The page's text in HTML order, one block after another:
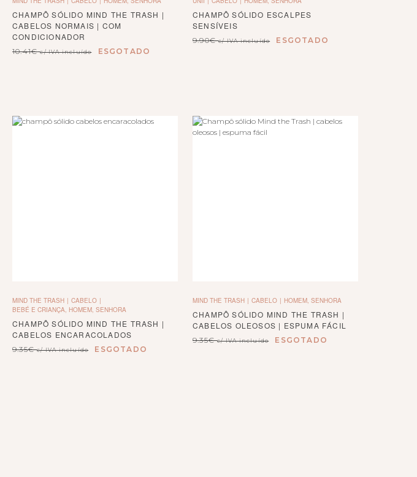
CHAMPÔ SÓLIDO MIND THE TRASH |
CABELOS NORMAIS | COM
CONDICIONADOR
10.41€ c/ IVA incluído ESGOTADO
CHAMPÔ SÓLIDO ESCALPES
SENSÍVEIS
9.90€ c/ IVA incluído ESGOTADO
MIND THE TRASH
CABELO
BEBÉ E CRIANÇA, HOMEM, SENHORA
CHAMPÔ SÓLIDO MIND THE TRASH |
CABELOS ENCARACOLADOS
9.35€ c/ IVA incluído ESGOTADO
MIND THE TRASH CABELO HOMEM, SENHORA
CHAMPÔ SÓLIDO MIND THE TRASH |
CABELOS OLEOSOS | ESPUMA FÁCIL
9.35€ c/ IVA incluído ESGOTADO